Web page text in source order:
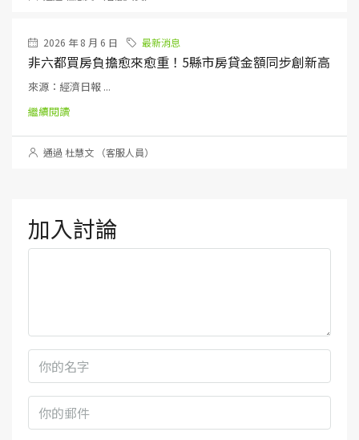
2026 年 8 月 6 日 最新消息
非六都買房負擔愈來愈重！5縣市房貸金額同步創新高
來源：經濟日報 ...
繼續閱讀
通過 杜慧文 （客服人員）
加入討論